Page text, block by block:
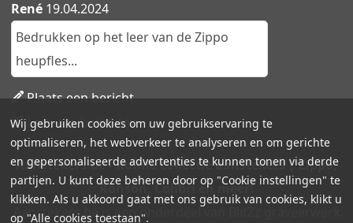
René 19.04.2024
Bedrukken op het leer van de Zippo
heupfles...
Plaats een bericht
Lees alle berichten
Aanstekers.be - Ruime collectie aanstekers | Zippo,
Ronson, Colibri en meer!
Aanstekers.be is een onderdeel van BlitZz graveerwerk.
Wij gebruiken cookies om uw gebruikservaring te
optimaliseren, het webverkeer te analyseren en om gerichte
en gepersonaliseerde advertenties te kunnen tonen via derde
partijen. U kunt deze beheren door op "Cookie instellingen" te
klikken. Als u akkoord gaat met ons gebruik van cookies, klikt u
op "Alle cookies toestaan".